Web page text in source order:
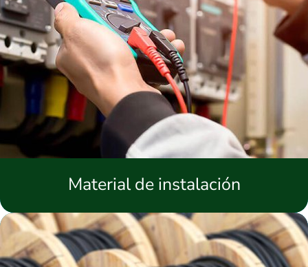
Material de instalación